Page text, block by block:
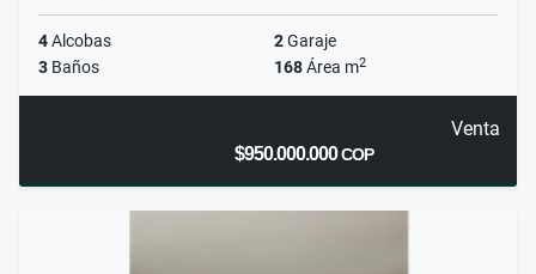
4Alcobas 2Garaje
3 Baños 168Área m2
Venta
$950.000.000COP